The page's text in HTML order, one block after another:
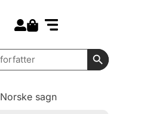
Search
Norske sagn